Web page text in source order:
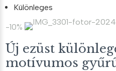
Különleges
-10%
Új ezüst
motívumos